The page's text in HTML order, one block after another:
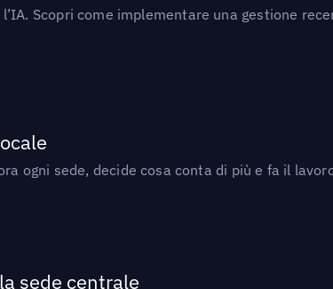
Scopri come implementare una gestione
ogni sede, decide cosa conta di più e fa il
sede centrale